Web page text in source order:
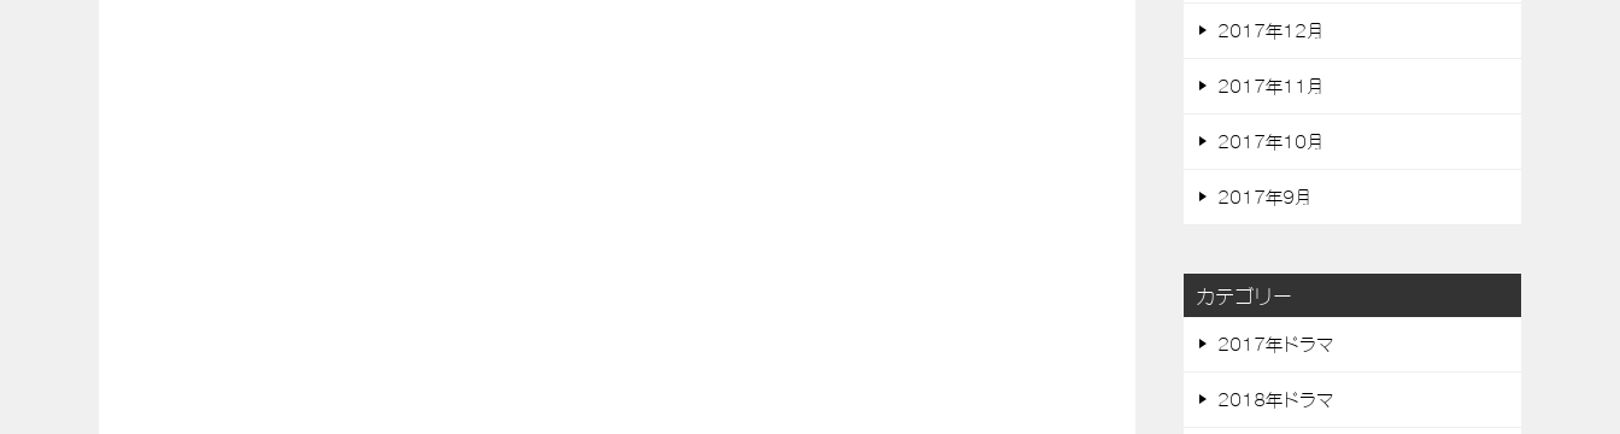
2017年12月
2017年11月
2017年10月
2017年9月
カテゴリー
2017年ドラマ
2018年ドラマ